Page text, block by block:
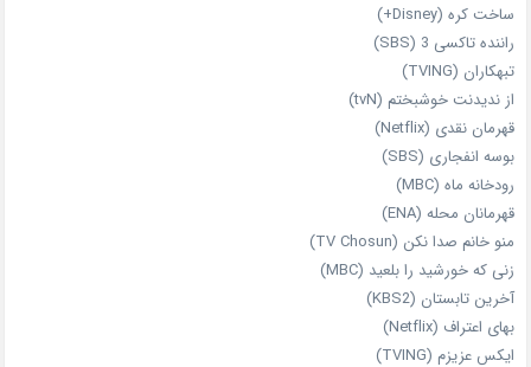
ساخت کره (Disney+)
راننده تاکسی 3 (SBS)
تبهکاران (TVING)
از ندیدنت خوشبختم (tvN)
قهرمان نقدی (Netflix)
بوسه انفجاری (SBS)
رودخانه ماه (MBC)
قهرمانان محله (ENA)
منو خانم صدا نکن (TV Chosun)
زنی که خورشید را بلعید (MBC)
آخرین تابستان (KBS2)
بهای اعتراف (Netflix)
ایکس عزیزم (TVING)